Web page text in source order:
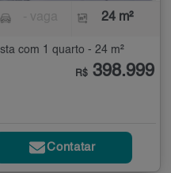
24 m²
com 1 quarto - 24 m²
R$ 398.999
Contatar